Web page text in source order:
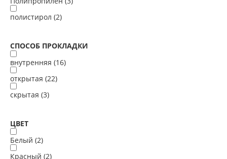
полистирол (2)
СПОСОБ ПРОКЛАДКИ
внутренняя (16)
открытая (22)
скрытая (3)
ЦВЕТ
Белый (2)
Красный (2)